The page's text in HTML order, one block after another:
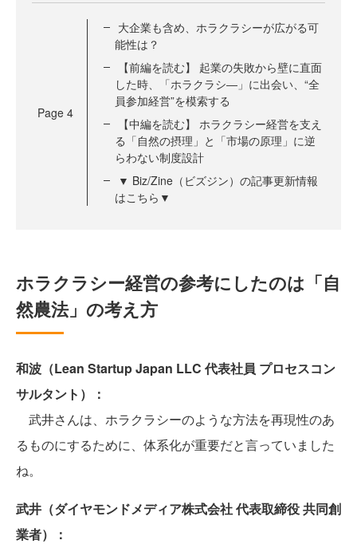
Page 4
大企業も含め、ホラクラシーが広がる可
能性は？
【前編を読む】 起業の失敗から壁に直面
した時、「ホラクラシ―」に出会い、“全
員参加経営”を模索する
【中編を読む】 ホラクラシー経営を支え
る「自然の摂理」と「市場の原理」に逆
らわない制度設計
▼ Biz/Zine（ビズジン）の記事更新情報
はこちら▼
ホラクラシー経営の参考にしたのは「自
然農法」の考え方
和波（Lean Startup Japan LLC 代表社員 プロセスコン
サルタント）：
武井さんは、ホラクラシーのような方法を再現性のあ
るものにするために、体系化が重要だと言っていました
ね。
武井（ダイヤモンドメディア株式会社 代表取締役 共同創
業者）：